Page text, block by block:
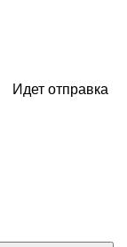
Идет отправка